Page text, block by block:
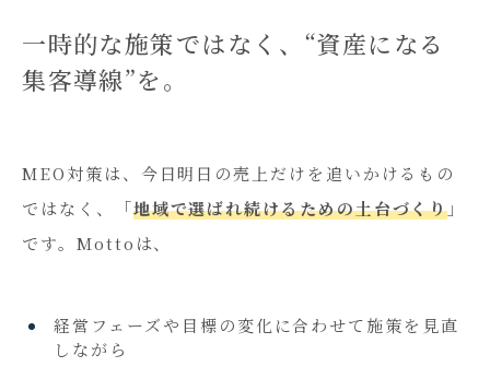
一時的な施策ではなく、“資産になる
集客導線”を。
MEO対策は、今日明日の売上だけを追いかけるもの
ではなく、「地域で選ばれ続けるための土台づくり」
です。Mottoは、
経営フェーズや目標の変化に合わせて施策を見直
しながら